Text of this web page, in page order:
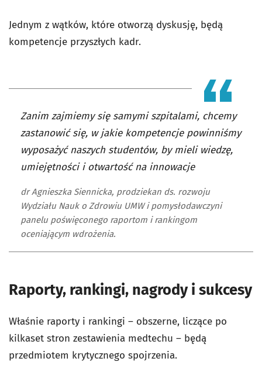
Jednym z wątków, które otworzą dyskusję, będą
kompetencje przyszłych kadr.
Zanim zajmiemy się samymi szpitalami, chcemy
zastanowić się, w jakie kompetencje powinniśmy
wyposażyć naszych studentów, by mieli wiedzę,
umiejętności i otwartość na innowacje
dr Agnieszka Siennicka, prodziekan ds. rozwoju
Wydziału Nauk o Zdrowiu UMW i pomysłodawczyni
panelu poświęconego raportom i rankingom
oceniającym wdrożenia.
Raporty, rankingi, nagrody i sukcesy
Właśnie raporty i rankingi – obszerne, liczące po
kilkaset stron zestawienia medtechu – będą
przedmiotem krytycznego spojrzenia.